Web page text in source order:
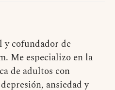
y cofundador de
Me especializo en la
de adultos con
ansiedad y